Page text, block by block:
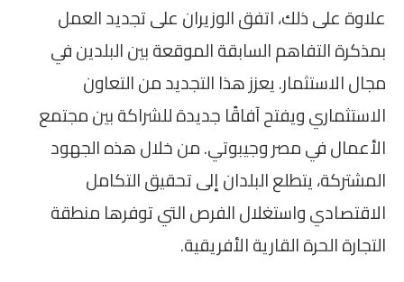
علاوة على ذلك، اتفق الوزيران على تجديد العمل
بمذكرة التفاهم السابقة الموقعة بين البلدين في
مجال الاستثمار. يعزز هذا التجديد من التعاون
الاستثماري ويفتح آفاقًا جديدة للشراكة بين مجتمع
الأعمال في مصر وجيبوتي. من خلال هذه الجهود
المشتركة، يتطلع البلدان إلى تحقيق التكامل
الاقتصادي واستغلال الفرص التي توفرها منطقة
التجارة الحرة القارية الأفريقية.